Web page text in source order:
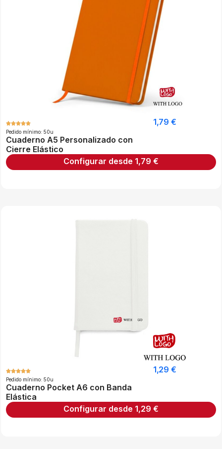
Pedido mínimo: 50u
Cuaderno A5 Personalizado con
Cierre Elástico
1,79 €
Configurar desde 1,79 €
Pedido mínimo: 50u
Cuaderno Pocket A6 con Banda
Elástica
1,29 €
Configurar desde 1,29 €